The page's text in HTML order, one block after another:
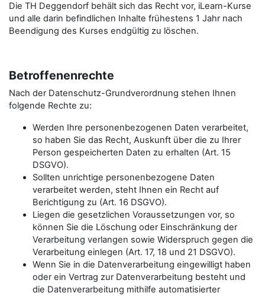
Die TH Deggendorf behält sich das Recht vor, iLearn-Kurse
und alle darin befindlichen Inhalte frühestens 1 Jahr nach
Beendigung des Kurses endgültig zu löschen.
Betroffenenrechte
Nach der Datenschutz-Grundverordnung stehen Ihnen
folgende Rechte zu:
Werden Ihre personenbezogenen Daten verarbeitet,
so haben Sie das Recht, Auskunft über die zu Ihrer
Person gespeicherten Daten zu erhalten (Art. 15
DSGVO).
Sollten unrichtige personenbezogene Daten
verarbeitet werden, steht Ihnen ein Recht auf
Berichtigung zu (Art. 16 DSGVO).
Liegen die gesetzlichen Voraussetzungen vor, so
können Sie die Löschung oder Einschränkung der
Verarbeitung verlangen sowie Widerspruch gegen die
Verarbeitung einlegen (Art. 17, 18 und 21 DSGVO).
Wenn Sie in die Datenverarbeitung eingewilligt haben
oder ein Vertrag zur Datenverarbeitung besteht und
die Datenverarbeitung mithilfe automatisierter